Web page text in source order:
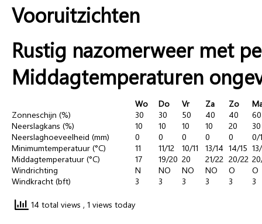
Vooruitzichten
Rustig nazomerweer met
Middagtemperaturen
Wo Do Vr Za Zo
Zonneschijn (%)
30 30 50 40 40
60
Neerslagkans (%)
10 10 10 10 20
30
Neerslaghoeveelheid (mm)
0 0 0 0 0
0/1
Minimumtemperatuur (°C)
11 11/12 10/11 13/14 14/15
Middagtemperatuur (°C)
17 19/20 20 21/22 20/22
Windrichting
N NO NO NO O
O
Windkracht (bft)
3 3 3 3 3 3
14 total views , 1 views today